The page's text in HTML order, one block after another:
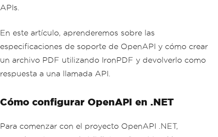
APIs.
En este artículo, aprenderemos sobre las
especificaciones de soporte de OpenAPI y cómo crear
un archivo PDF utilizando IronPDF y devolverlo como
respuesta a una llamada API.
Cómo configurar OpenAPI en .NET
Para comenzar con el proyecto OpenAPI .NET,